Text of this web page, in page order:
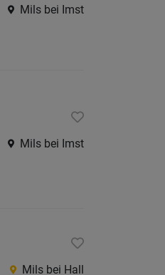
Mils bei Imst
Mils bei Imst
Mils bei Hall